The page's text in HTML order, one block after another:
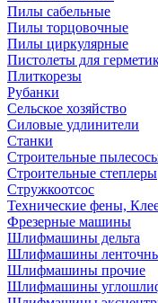
Пилы сабельные
Пилы торцовочные
Пилы циркулярные
Пистолеты для
Плиткорезы
Рубанки
Сельское хозяйство
Силовые удлинители
Станки
Строительные
Строительные степлеры
Стружкоотсос
Технические фены,
Фрезерные машины
Шлифмашины дельта
Шлифмашины
Шлифмашины прочие
Шлифмашины